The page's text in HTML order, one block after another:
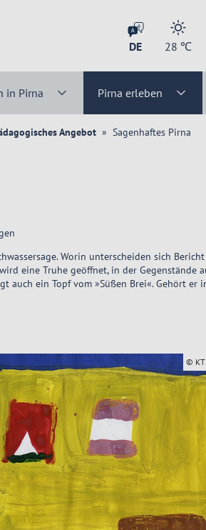
DE 28 ℃
in Pirna Pirna erleben
Angebot Sagenhaftes Pirna
Worin unterscheiden sich
eine Truhe geöffnet, in der Gegenstände
auch ein Topf vom »Süßen Brei«. Gehört er
©